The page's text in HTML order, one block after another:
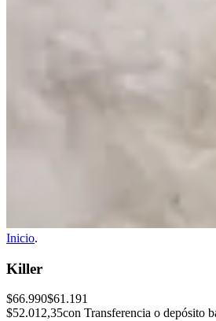
Inicio.
Killer
$66.990$61.191
$52.012,35con Transferencia o depósito